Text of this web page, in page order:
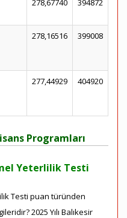
278,67740 394872
278,16516 399008
277,44929 404920
Programları
Yeterlilik Testi
Testi puan türünden
2025 Yılı Balıkesir